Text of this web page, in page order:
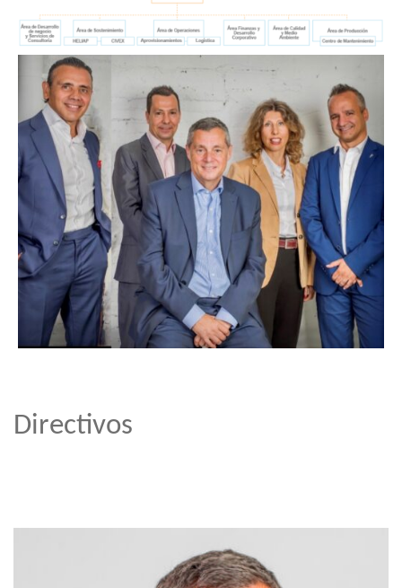
Directivos